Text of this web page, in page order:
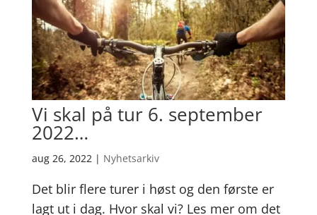
Vi skal på tur 6. september
2022…
aug 26, 2022 | Nyhetsarkiv
Det blir flere turer i høst og den første er
lagt ut i dag. Hvor skal vi? Les mer om det